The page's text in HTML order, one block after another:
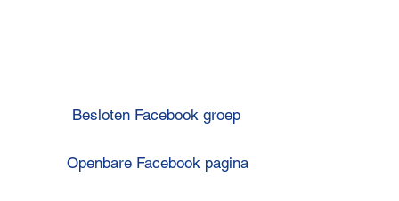
Besloten Facebook groep
Openbare Facebook pagina